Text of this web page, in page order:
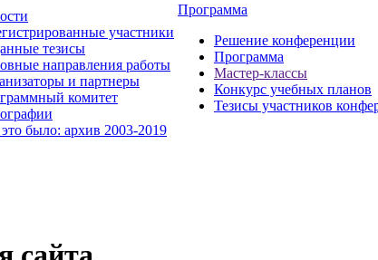
участники
тезисы
направления работы
и партнеры
комитет
было: архив 2003-2019
Программа
Решение конференции
Программа
Мастер-классы
Конкурс учебных планов
Тезисы участников